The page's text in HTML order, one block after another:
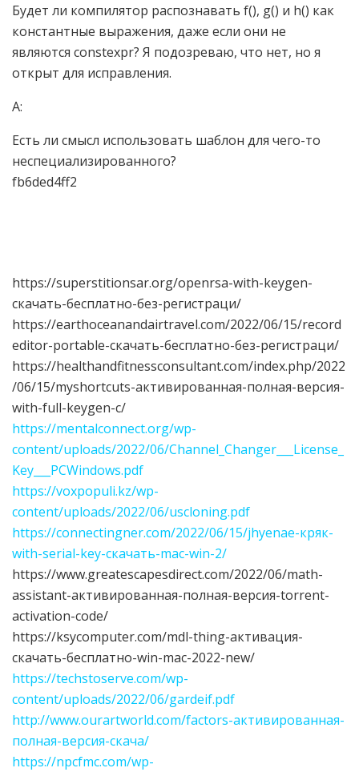
Будет ли компилятор распознавать f(), g() и h() как
константные выражения, даже если они не
являются constexpr? Я подозреваю, что нет, но я
открыт для исправления.
А:
Есть ли смысл использовать шаблон для чего-то
неспециализированного?
fb6ded4ff2
https://superstitionsar.org/openrsa-with-keygen-
скачать-бесплатно-без-регистраци/
https://earthoceanandairtravel.com/2022/06/15/record
editor-portable-скачать-бесплатно-без-регистраци/
https://healthandfitnessconsultant.com/index.php/2022
/06/15/myshortcuts-активированная-полная-версия-
with-full-keygen-с/
https://mentalconnect.org/wp-
content/uploads/2022/06/Channel_Changer___License_
Key___PCWindows.pdf
https://voxpopuli.kz/wp-
content/uploads/2022/06/uscloning.pdf
https://connectingner.com/2022/06/15/jhyenae-кряк-
with-serial-key-скачать-mac-win-2/
https://www.greatescapesdirect.com/2022/06/math-
assistant-активированная-полная-версия-torrent-
activation-code/
https://ksycomputer.com/mdl-thing-активация-
скачать-бесплатно-win-mac-2022-new/
https://techstoserve.com/wp-
content/uploads/2022/06/gardeif.pdf
http://www.ourartworld.com/factors-активированная-
полная-версия-скача/
https://npcfmc.com/wp-